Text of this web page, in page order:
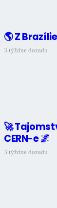
🌎 Z
3 týždne dozadu
🚀
CERN-e 🌌
3 týždne dozadu